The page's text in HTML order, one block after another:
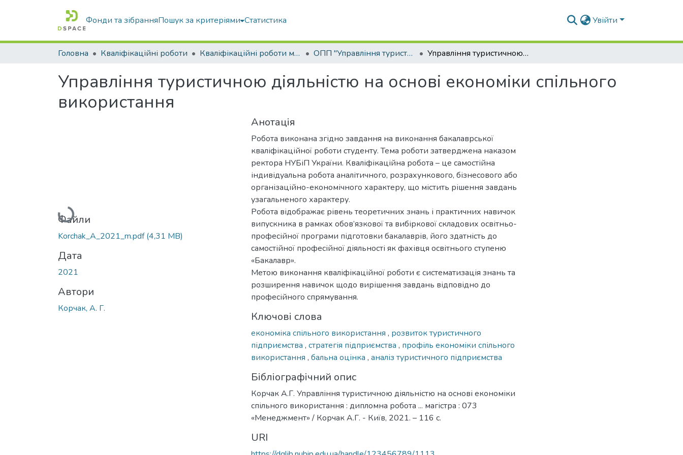
Фонди та зібранняПошук за критеріями Статистика Увійти
Головна Кваліфікаційні роботи Кваліфікаційні роботи магістрів ОПП "Управління туристичним і готельно-ресторанним бізнесом" Управління туристичною діяльністю на основі економіки спільного використання
Управління туристичною діяльністю на основі економіки спільного
використання
Вантажиться...
Файли
Korchak_A_2021_m.pdf(4,31 MB)
Дата
2021
Автори
Корчак, А. Г.
Анотація
Робота виконана згідно завдання на виконання бакалаврської
кваліфікаційної роботи студенту. Тема роботи затверджена наказом
ректора НУБіП України. Кваліфікаційна робота – це самостійна
індивідуальна робота аналітичного, розрахункового, бізнесового або
організаційно-економічного характеру, що містить рішення завдань
узагальненого характеру.
Робота відображає рівень теоретичних знань і практичних навичок
випускника в рамках обов’язкової та вибіркової складових освітньо-
професійної програми підготовки бакалаврів, його здатність до
самостійної професійної діяльності як фахівця освітнього ступеню
«Бакалавр».
Метою виконання кваліфікаційної роботи є систематизація знань та
розширення навичок щодо вирішення завдань відповідно до
професійного спрямування.
Ключові слова
економіка спільного використання , розвиток туристичного
підприємства , стратегія підприємства , профіль економіки спільного
використання , бальна оцінка , аналіз туристичного підприємства
Бібліографічний опис
Корчак А.Г. Управління туристичною діяльністю на основі економіки
спільного використання : дипломна робота ... магістра : 073
«Менеджмент» / Корчак А.Г. - Київ, 2021. – 116 с.
URI